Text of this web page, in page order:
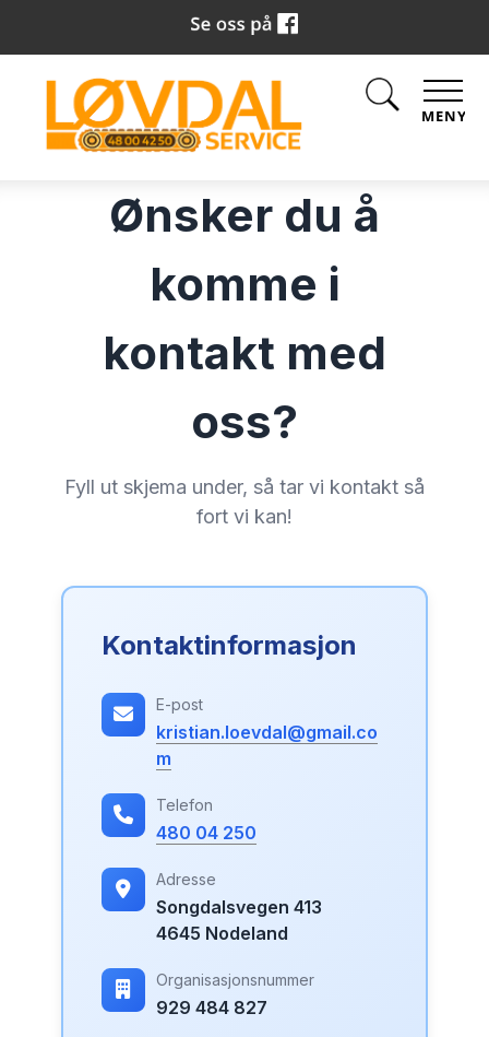
MENY
Ønsker du å
komme i
kontakt med
oss?
Fyll ut skjema under, så tar vi kontakt så
fort vi kan!
Kontaktinformasjon
E-post
kristian.loevdal@gmail.co
m
Telefon
480 04 250
Adresse
Songdalsvegen 413
4645 Nodeland
Organisasjonsnummer
929 484 827